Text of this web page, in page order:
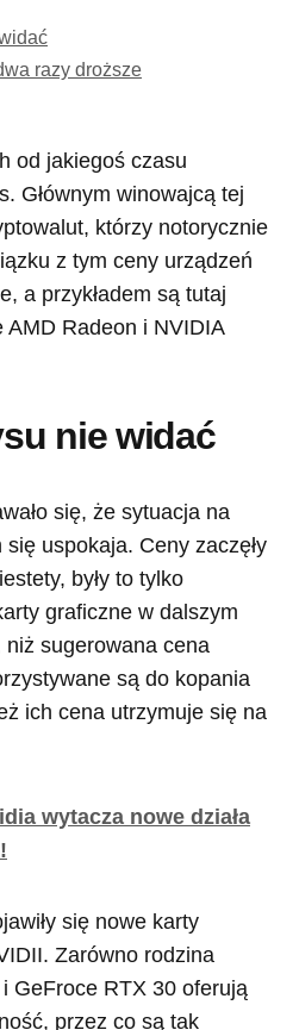
razy droższe
od jakiegoś czasu
Głównym winowajcą tej
którzy notorycznie
z tym ceny urządzeń
a przykładem są tutaj
AMD Radeon i NVIDIA
nie widać
się, że sytuacja na
uspokaja. Ceny zaczęły
były to tylko
graficzne w dalszym
sugerowana cena
są do kopania
ich cena utrzymuje się na
wytacza nowe działa
się nowe karty
Zarówno rodzina
GeFroce RTX 30 oferują
przez co są tak